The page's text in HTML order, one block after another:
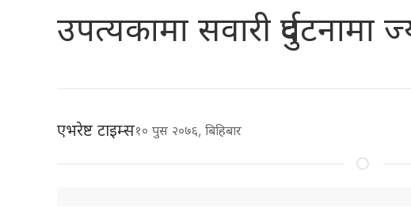
उपत्यकामा सवारी
एभरेष्ट टाइम्स१० पुस २०७६, बिहिबार